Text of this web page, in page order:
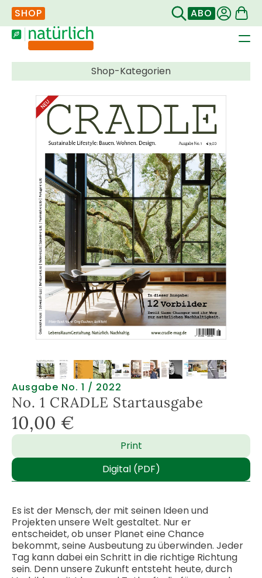
SHOP ABO
Ausgabe No. 1 / 2022
No. 1 CRADLE Startausgabe​
10,00 €
Print
Digital (PDF)
Es ist der Mensch, der mit seinen Ideen und
Projekten unsere Welt gestaltet. Nur er
entscheidet, ob unser Planet eine Chance
bekommt, seine Ausbeutung zu überwinden. Jeder
Tag kann dabei ein Schritt in die richtige Richtung
sein. Denn unsere Zukunft entsteht heute, durch